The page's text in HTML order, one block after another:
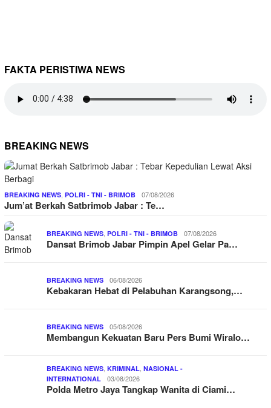
FAKTA PERISTIWA NEWS
BREAKING NEWS
BREAKING NEWS POLRI - TNI - BRIMOB 07/08/2026
Jum’at Berkah Satbrimob Jabar : Te…
BREAKING NEWS POLRI - TNI - BRIMOB 07/08/2026
Dansat Brimob Jabar Pimpin Apel Gelar Pa…
BREAKING NEWS 06/08/2026
Kebakaran Hebat di Pelabuhan Karangsong,…
BREAKING NEWS 05/08/2026
Membangun Kekuatan Baru Pers Bumi Wiralo…
BREAKING NEWS KRIMINAL NASIONAL -
INTERNATIONAL
03/08/2026
Polda Metro Jaya Tangkap Wanita di Ciami…